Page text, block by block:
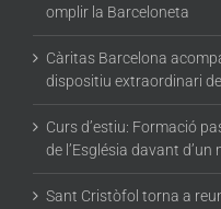
omplir la Barceloneta
Càritas Barcelona
dispositiu extraordinari
Curs d’estiu: Formació
de l’Església davant
Sant Cristòfol torna a